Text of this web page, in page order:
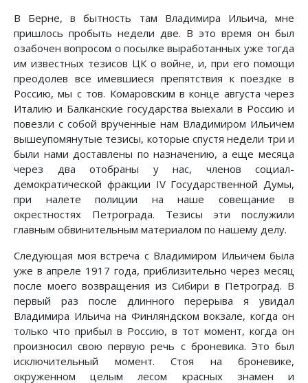
В Берне, в бытность там Владимира Ильича, мне
пришлось пробыть недели две. В это время он был
озабочен вопросом о посылке выработанных уже тогда
им известных тезисов ЦК о войне, и, при его помощи
преодолев все имевшиеся препятствия к поездке в
Россию, мы с тов. Комаровским в конце августа через
Италию и Балканские государства выехали в Россию и
повезли с собой врученные нам Владимиром Ильичем
вышеупомянутые тезисы, которые спустя недели три и
были нами доставлены по назначению, а еще месяца
через два отобраны у нас, членов социал-
демократической фракции IV Государственной Думы,
при налете полиции на наше совещание в
окрестностях Петрограда. Тезисы эти послужили
главным обвинительным материалом по нашему делу.
Следующая моя встреча с Владимиром Ильичем была
уже в апреле 1917 года, приблизительно через месяц
после моего возвращения из Сибири в Петроград. В
первый раз после длинного перерыва я увидал
Владимира Ильича на Финляндском вокзале, когда он
только что прибыл в Россию, в тот момент, когда он
произносил свою первую речь с броневика. Это был
исключительный момент. Стоя на броневике,
окруженном целым лесом красных знамен и